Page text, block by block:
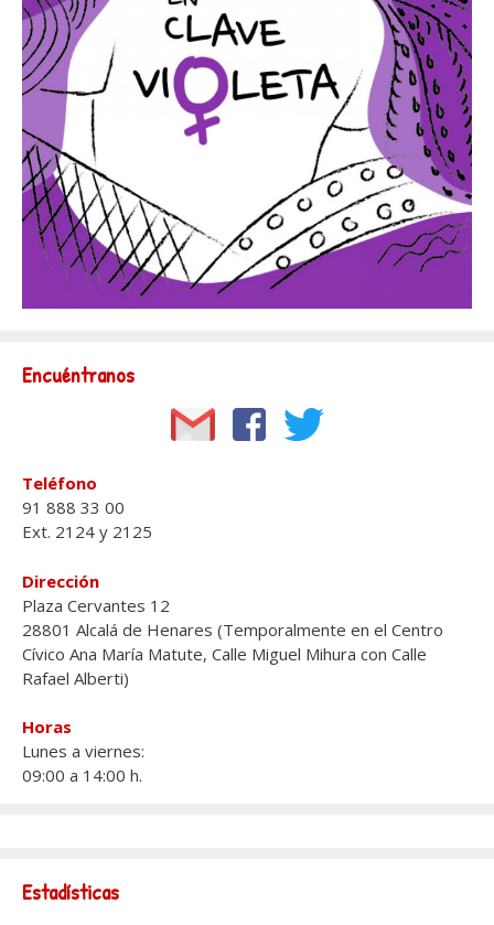
Encuéntranos
Teléfono
91 888 33 00
Ext. 2124 y 2125
Dirección
Plaza Cervantes 12
28801 Alcalá de Henares (Temporalmente en el Centro
Cívico Ana María Matute, Calle Miguel Mihura con Calle
Rafael Alberti)
Horas
Lunes a viernes:
09:00 a 14:00 h.
Estadísticas